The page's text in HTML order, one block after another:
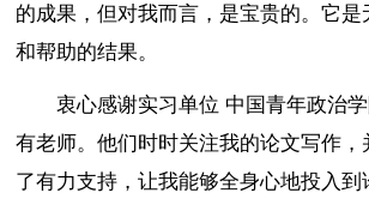
的成果，但对我而言，是宝贵的。它是
和帮助的结果。
衷心感谢实习单位 中国青年政治
有老师。他们时时关注我的论文写作，
了有力支持，让我能够全身心地投入到